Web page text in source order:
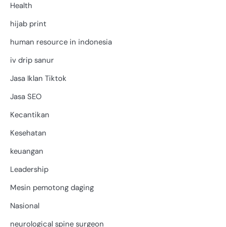
Health
hijab print
human resource in indonesia
iv drip sanur
Jasa Iklan Tiktok
Jasa SEO
Kecantikan
Kesehatan
keuangan
Leadership
Mesin pemotong daging
Nasional
neurological spine surgeon